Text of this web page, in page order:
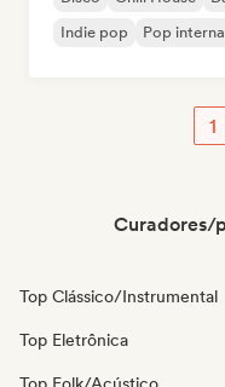
Indie pop
Pop
1
Curadores/
Top Clássico/Instrumental
Top Eletrônica